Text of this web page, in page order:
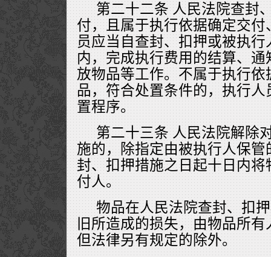
第二十二条 人民法院查封
付，且属于执行依据确定交
员应当自查封、扣押或被执
内，完成执行费用的结算、
放物品等工作。不属于执行
品，符合处置条件的，执行
置程序。
第二十三条 人民法院解除
施的，除指定由被执行人保
封、扣押措施之日起十日内
付人。
物品在人民法院查封、扣
旧所造成的损失，由物品所
但法律另有规定的除外。